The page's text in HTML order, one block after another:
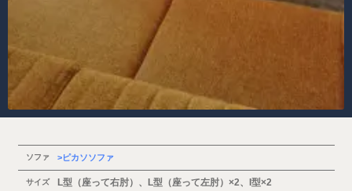
ソファ ピカソソファ
サイズ L型（座って右肘）、L型（座って左肘）×2、I型×2